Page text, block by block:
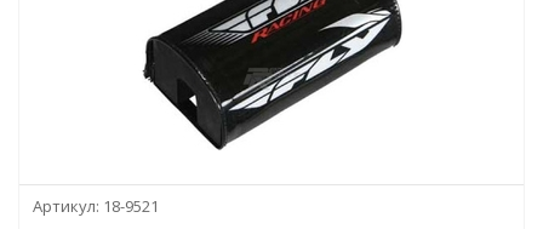
Артикул: 18-9521